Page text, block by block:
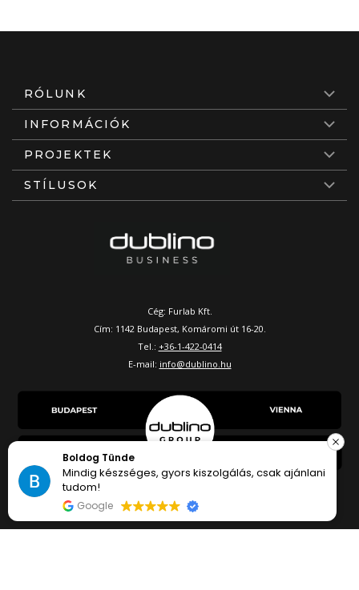
RÓLUNK
INFORMÁCIÓK
PROJEKTEK
STÍLUSOK
Cég: Furlab Kft.
Cím: 1142 Budapest, Komáromi út 16-20.
Tel.: +36-1-422-0414
E-mail: info@dublino.hu
Boldog Tünde
Mindig készséges, gyors kiszolgálás, csak ajánlani
tudom!
Google